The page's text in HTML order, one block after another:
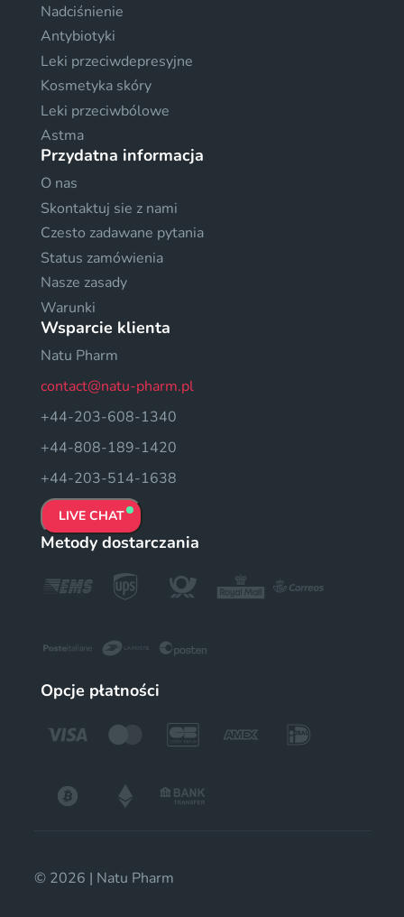
Nadciśnienie
Antybiotyki
Leki przeciwdepresyjne
Kosmetyka skóry
Leki przeciwbólowe
Astma
Przydatna informacja
O nas
Skontaktuj sie z nami
Czesto zadawane pytania
Status zamówienia
Nasze zasady
Warunki
Wsparcie klienta
Natu Pharm
contact@natu-pharm.pl
+44-203-608-1340
+44-808-189-1420
+44-203-514-1638
LIVE CHAT
Metody dostarczania
Opcje płatności
© 2026 | Natu Pharm